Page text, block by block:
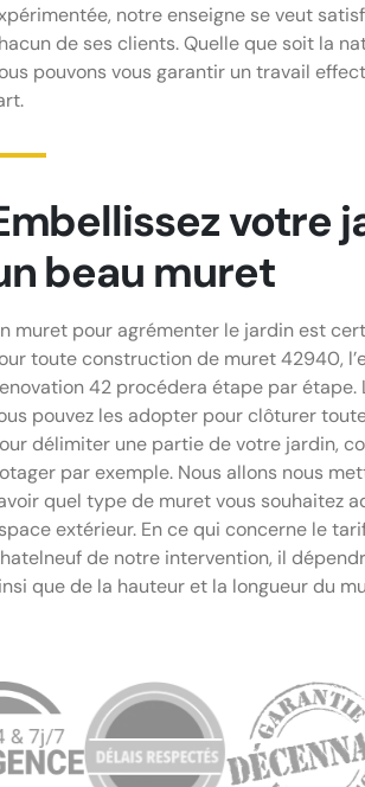
notre enseigne se veut
de ses clients. Quelle que soit la
pouvons vous garantir un travail
votre
beau muret
muret pour agrémenter le jardin est
toute construction de muret 42940,
42 procédera étape par étape.
pouvez les adopter pour clôturer
délimiter une partie de votre jardin,
par exemple. Nous allons nous
quel type de muret vous souhaitez
extérieur. En ce qui concerne le
de notre intervention, il
que de la hauteur et la longueur du